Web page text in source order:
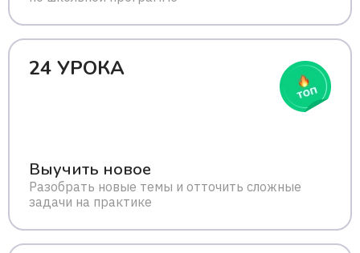
24 УРОКА
Выучить новое
Разобрать новые темы и отточить сложные
задачи на практике